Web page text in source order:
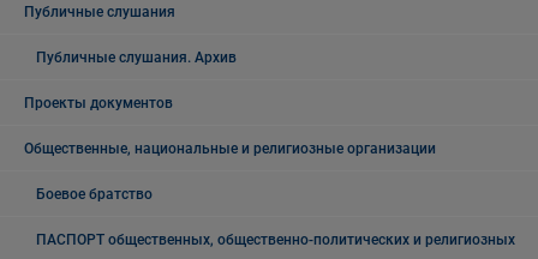
Публичные слушания
Публичные слушания. Архив
Проекты документов
Общественные, национальные и религиозные организации
Боевое братство
ПАСПОРТ общественных, общественно-политических и религиозных